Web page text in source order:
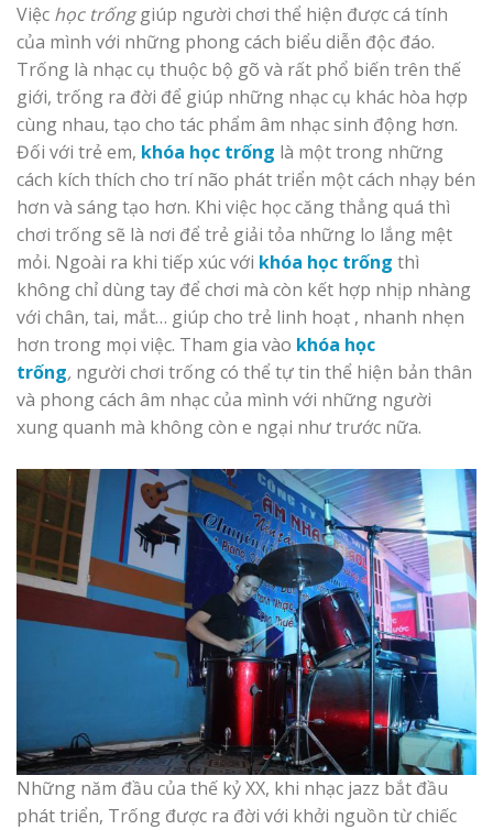
Việc học trốnggiúp người chơi thể hiện được cá tính
của mình với những phong cách biểu diễn độc đáo.
Trống là nhạc cụ thuộc bộ gõ và rất phổ biến trên thế
giới, trống ra đời để giúp những nhạc cụ khác hòa hợp
cùng nhau, tạo cho tác phẩm âm nhạc sinh động hơn.
Đối với trẻ em, khóa học trống là một trong những
cách kích thích cho trí não phát triển một cách nhạy bén
hơn và sáng tạo hơn. Khi việc học căng thẳng quá thì
chơi trống sẽ là nơi để trẻ giải tỏa những lo lắng mệt
mỏi. Ngoài ra khi tiếp xúc với khóa học trống thì
không chỉ dùng tay để chơi mà còn kết hợp nhịp nhàng
với chân, tai, mắt… giúp cho trẻ linh hoạt , nhanh nhẹn
hơn trong mọi việc. Tham gia vào khóa học
trống, người chơi trống có thể tự tin thể hiện bản thân
và phong cách âm nhạc của mình với những người
xung quanh mà không còn e ngại như trước nữa.
Những năm đầu của thế kỷ XX, khi nhạc jazz bắt đầu
phát triển, Trống được ra đời với khởi nguồn từ chiếc